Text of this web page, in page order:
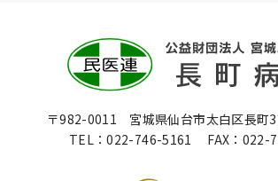
〒982-0011 宮城県仙台市太白区長町
TEL：022-746-5161 FAX： 022-